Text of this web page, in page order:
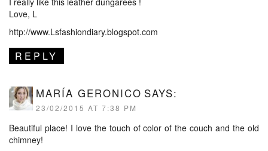
Love, L
http://www.Lsfashiondiary.blogspot.com
REPLY
MARÍA GERONICO SAYS:
23/02/2015 AT 7:38 PM
Beautiful place! I love the touch of color of the couch and the old
chimney!